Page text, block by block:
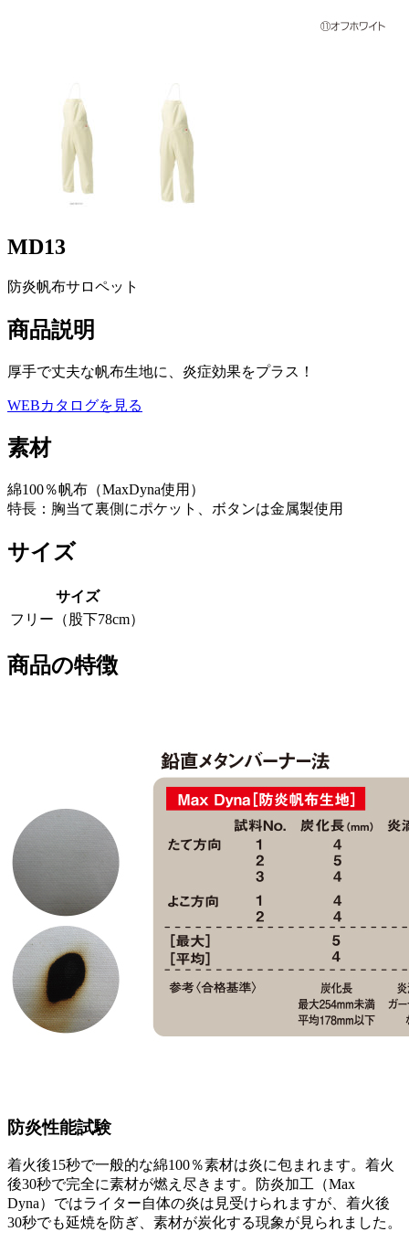
MD13
防炎帆布サロペット
商品説明
厚手で丈夫な帆布生地に、炎症効果をプラス！
WEBカタログを見る
素材
綿100％帆布（MaxDyna使用）
特長：胸当て裏側にポケット、ボタンは金属製使用
サイズ
サイズ
フリー（股下78cm）
商品の特徴
防炎性能試験
着火後15秒で一般的な綿100％素材は炎に包まれます。着火
後30秒で完全に素材が燃え尽きます。防炎加工（Max
Dyna）ではライター自体の炎は見受けられますが、着火後
30秒でも延焼を防ぎ、素材が炭化する現象が見られました。